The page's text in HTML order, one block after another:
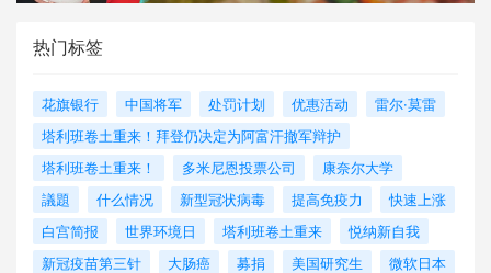
热门标签
花旗银行 中国将军 处罚计划 优惠活动
雷尔·莫雷
塔利班卷土重来！拜登仍决定为阿富汗撤军辩护
塔利班卷土重来！
多米尼恩投票公司
康奈尔大学
議題
什么情况 新型冠状病毒 提高免疫力
快速上涨
白宫简报
世界环境日 塔利班卷土重来
悦纳新自我
新冠疫苗第三针
大肠癌 募捐 美国研究生
微软日本